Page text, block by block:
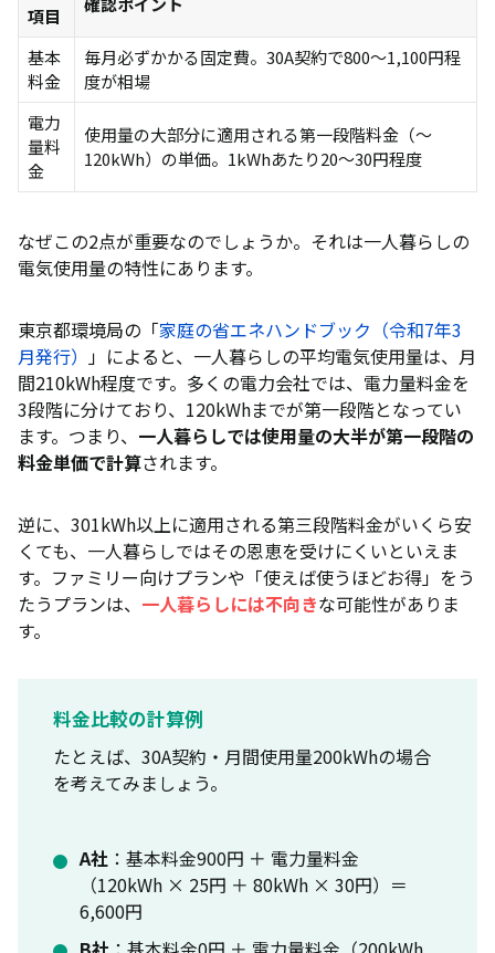
東京ガスの電気
ミツウロコでんき
【地域別】一人暮らしにおすすめの電気会社
関東（東京電力エリア）のおすすめ
九州（九州電力エリア）のおすすめ
北陸（北陸電力エリア）のおすすめ
中国（中国電力エリア）のおすすめ
四国（四国電力エリア）のおすすめ
北海道（北海道電力エリア）のおすすめ
失敗しない！一人暮らしの電力会社の選び方
基本料金が0円 or 安い電力会社を選ぶ
一人暮らしの電気会社を選ぶ際の注意点
市場連動型は安い時もあるが、高騰するリスクがあ
る
新電力が倒産・撤退した場合のリスクを知っておく
初めての一人暮らしでも安心！電力会社で電気契約
する手順
項目
基本
料金
毎月必ずかかる固定費。30A契約で800〜1,100円程
度が相場
電力
量料
金
使用量の大部分に適用される第一段階料金（〜
120kWh）の単価。1kWhあたり20〜30円程度
なぜこの2点が重要なのでしょうか。それは一人暮らしの
電気使用量の特性にあります。
東京都環境局の「家庭の省エネハンドブック（令和7年3
月発行） 」によると、一人暮らしの平均電気使用量は、月
間210kWh程度です。多くの電力会社では、電力量料金を
3段階に分けており、120kWhまでが第一段階となってい
ます。つまり、 一人暮らしでは使用量の大半が第一段階の
料金単価で計算されます。
逆に、301kWh以上に適用される第三段階料金がいくら安
くても、一人暮らしではその恩恵を受けにくいといえま
す。ファミリー向けプランや「使えば使うほどお得」をう
たうプランは、 一人暮らしには不向きな可能性がありま
す。
料金比較の計算例
たとえば、30A契約・月間使用量200kWhの場合
を考えてみましょう。
A社 ：基本料金900円 ＋ 電力量料金
（120kWh × 25円 ＋ 80kWh × 30円）＝
6,600円